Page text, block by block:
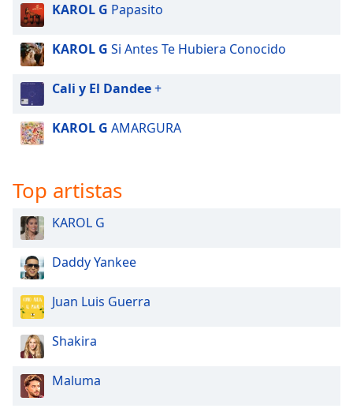
KAROL G Papasito
KAROL G Si Antes Te Hubiera Conocido
Cali y El Dandee+
KAROL G AMARGURA
Top artistas
KAROL G
Daddy Yankee
Juan Luis Guerra
Shakira
Maluma